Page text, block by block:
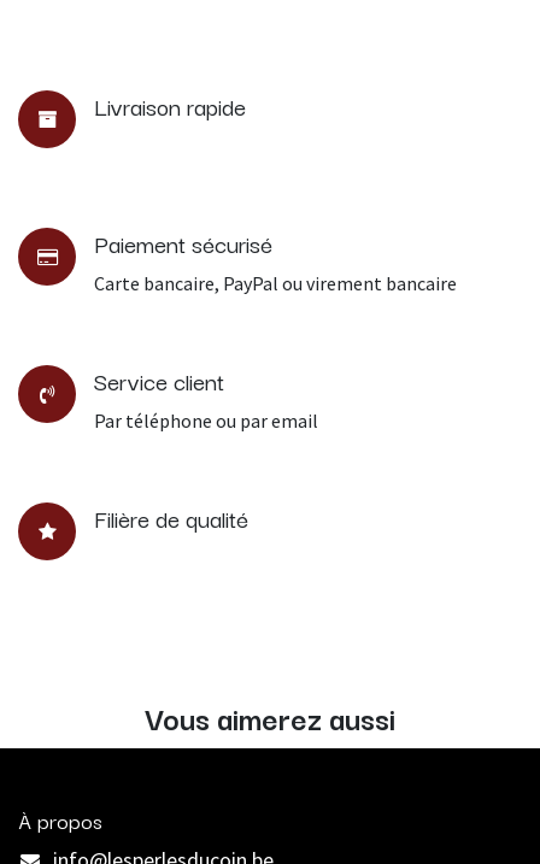
Livraison rapide
Paiement sécurisé
Carte bancaire, PayPal ou virement bancaire
Service client
Par téléphone ou par email
Filière de qualité
Vous aimerez aussi
À propos